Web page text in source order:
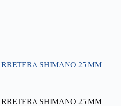
SHIMANO 25 MM
SHIMANO 25 MM